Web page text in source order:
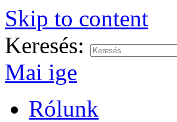
Skip to content
Keresés:
Mai ige
Rólunk